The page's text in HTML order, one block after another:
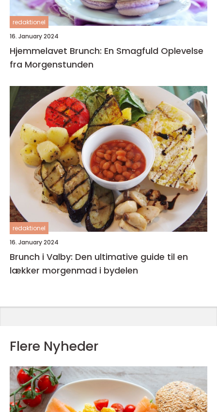
redaktionel
16. January 2024
Hjemmelavet Brunch: En Smagfuld Oplevelse
fra Morgenstunden
redaktionel
16. January 2024
Brunch i Valby: Den ultimative guide til en
lækker morgenmad i bydelen
Flere Nyheder